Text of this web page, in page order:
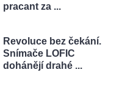
pracant za ...
Revoluce bez čekání.
Snímače LOFIC
dohánějí drahé ...